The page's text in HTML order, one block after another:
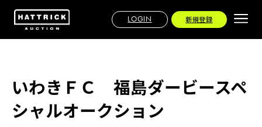
LOGIN 新規登録
いわきＦＣ 福島ダービースペ
シャルオークション